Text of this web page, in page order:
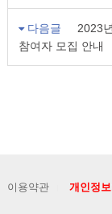
다음글
2023
참여자 모집 안내
이용약관 개인정